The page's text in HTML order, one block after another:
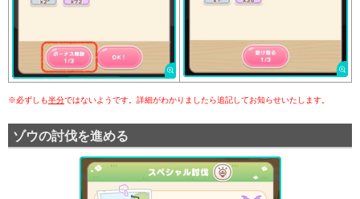
※必ずしも半分ではないようです。詳細がわかりましたら追記してお知らせいたします。
ゾウの討伐を進める